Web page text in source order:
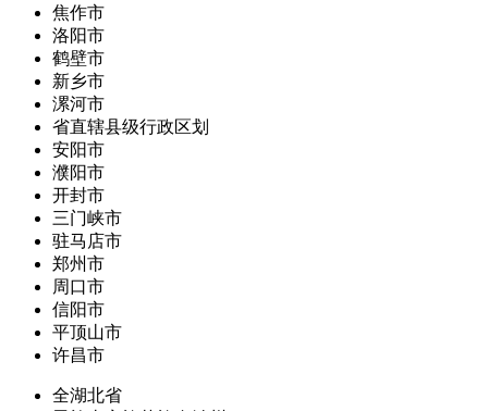
焦作市
洛阳市
鹤壁市
新乡市
漯河市
省直辖县级行政区划
安阳市
濮阳市
开封市
三门峡市
驻马店市
郑州市
周口市
信阳市
平顶山市
许昌市
全湖北省